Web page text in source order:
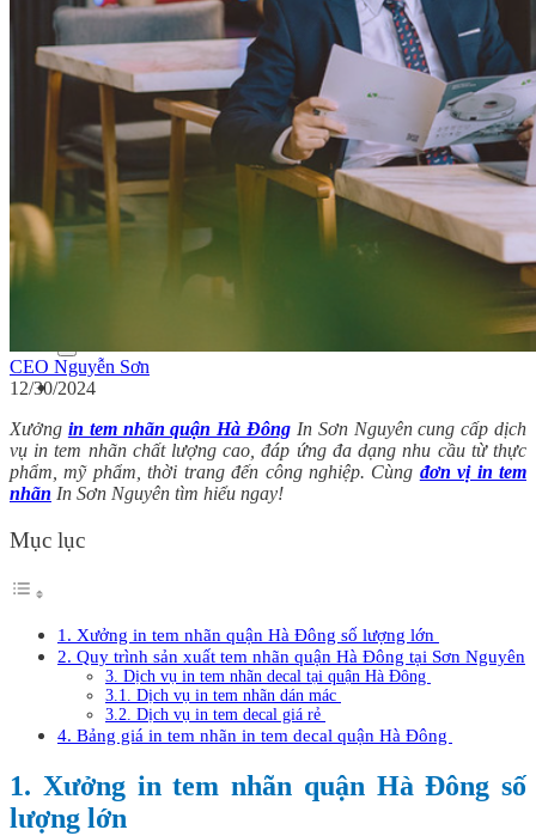
In tem nhãn rượu
In tem bảo hành
Dịch vụ
Ép nhũ
In dập nổi
In dập chìm
Cán màng mờ
Cán màng bóng
Bế thành phẩm
Tin tức
Kiến thức in tem nhãn
Kiến thức in ấn
Tuyển dụng
CEO Nguyễn Sơn
12/30/2024
Xưởng in tem nhãn quận Hà Đông In Sơn Nguyên cung cấp dịch
vụ in tem nhãn chất lượng cao, đáp ứng đa dạng nhu cầu từ thực
phẩm, mỹ phẩm, thời trang đến công nghiệp. Cùng đơn vị in tem
nhãn In Sơn Nguyên tìm hiểu ngay!
Mục lục
1. Xưởng in tem nhãn quận Hà Đông số lượng lớn
2. Quy trình sản xuất tem nhãn quận Hà Đông tại Sơn Nguyên
3. Dịch vụ in tem nhãn decal tại quận Hà Đông
3.1. Dịch vụ in tem nhãn dán mác
3.2. Dịch vụ in tem decal giá rẻ
4. Bảng giá in tem nhãn in tem decal quận Hà Đông
1. Xưởng in tem nhãn quận Hà Đông số
lượng lớn